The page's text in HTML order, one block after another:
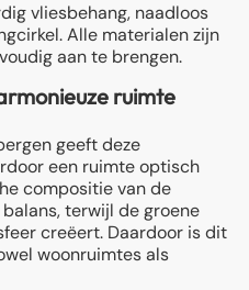
vliesbehang, naadloos
Alle materialen zijn
aan te brengen.
ruimte
geeft deze
een ruimte optisch
compositie van de
terwijl de groene
creëert. Daardoor is dit
woonruimtes als